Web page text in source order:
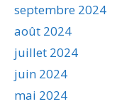
septembre 2024
août 2024
juillet 2024
juin 2024
mai 2024